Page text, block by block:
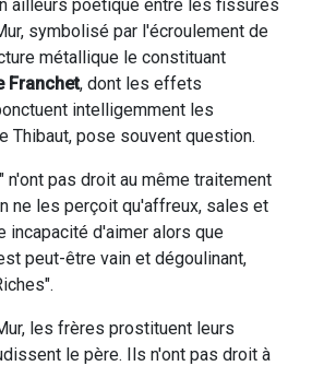
ailleurs poétique entre les fissures
symbolisé par l'écroulement de
métallique le constituant
Franchet, dont les effets
intelligemment les
Thibaut, pose souvent question.
n'ont pas droit au même traitement
ne les perçoit qu'affreux, sales et
incapacité d'aimer alors que
peut-être vain et dégoulinant,
les frères prostituent leurs
le père. Ils n'ont pas droit à